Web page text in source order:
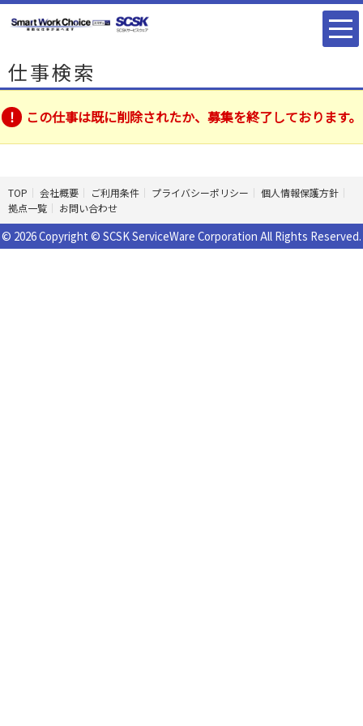
仕事検索
この仕事は既に削除されたか、募集を終了しております。
TOP 会社概要 ご利用条件 プライバシーポリシー
個人情報保護方針
拠点一覧
お問い合わせ
© 2026 Copyright © SCSK ServiceWare Corporation All Rights Reserved.